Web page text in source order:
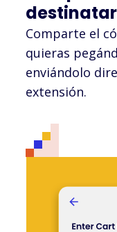
Comparte el
quieras
enviándolo
extensión.